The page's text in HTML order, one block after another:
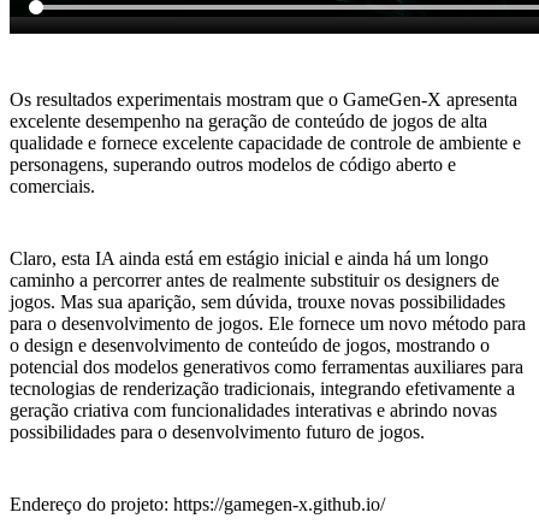
Os resultados experimentais mostram que o GameGen-X apresenta
excelente desempenho na geração de conteúdo de jogos de alta
qualidade e fornece excelente capacidade de controle de ambiente e
personagens, superando outros modelos de código aberto e
comerciais.
Claro, esta IA ainda está em estágio inicial e ainda há um longo
caminho a percorrer antes de realmente substituir os designers de
jogos. Mas sua aparição, sem dúvida, trouxe novas possibilidades
para o desenvolvimento de jogos. Ele fornece um novo método para
o design e desenvolvimento de conteúdo de jogos, mostrando o
potencial dos modelos generativos como ferramentas auxiliares para
tecnologias de renderização tradicionais, integrando efetivamente a
geração criativa com funcionalidades interativas e abrindo novas
possibilidades para o desenvolvimento futuro de jogos.
Endereço do projeto: https://gamegen-x.github.io/